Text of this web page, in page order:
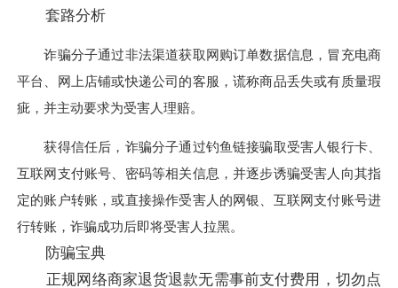
套路分析
诈骗分子通过非法渠道获取网购订单数据信息，冒充电商
平台、网上店铺或快递公司的客服，谎称商品丢失或有质量瑕
疵，并主动要求为受害人理赔。
获得信任后，诈骗分子通过钓鱼链接骗取受害人银行卡、
互联网支付账号、密码等相关信息，并逐步诱骗受害人向其指
定的账户转账，或直接操作受害人的网银、互联网支付账号进
行转账，诈骗成功后即将受害人拉黑。
防骗宝典
正规网络商家退货退款无需事前支付费用，切勿点